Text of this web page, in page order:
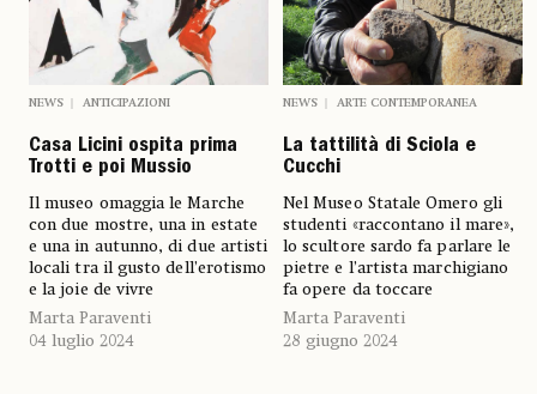
NEWS ANTICIPAZIONI
Casa Licini ospita prima
Trotti e poi Mussio
Il museo omaggia le Marche
con due mostre, una in estate
e una in autunno, di due artisti
locali tra il gusto dell’erotismo
e la joie de vivre
Marta Paraventi
04 luglio 2024
NEWS ARTE CONTEMPORANEA
La tattilità di Sciola e
Cucchi
Nel Museo Statale Omero gli
studenti «raccontano il mare»,
lo scultore sardo fa parlare le
pietre e l’artista marchigiano
fa opere da toccare
Marta Paraventi
28 giugno 2024